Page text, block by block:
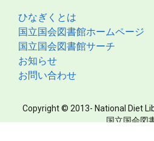
ひなぎくとは
国立国会図書館ホームページ
国立国会図書館サーチ
お知らせ
お問い合わせ
Copyright © 2013- National Diet